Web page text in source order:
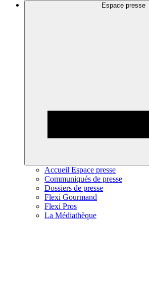
Espace presse
Accueil Espace presse
Communiqués de presse
Dossiers de presse
Flexi Gourmand
Flexi Pros
La Médiathèque